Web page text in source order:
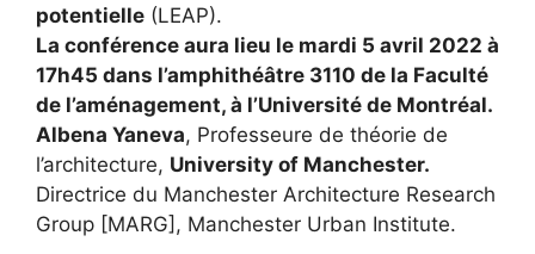
potentielle (LEAP).
La conférence aura lieu le mardi 5 avril 2022 à
17h45 dans l’amphithéâtre 3110 de la Faculté
de l’aménagement, à l’Université de Montréal.
Albena Yaneva, Professeure de théorie de
l’architecture, University of Manchester.
Directrice du Manchester Architecture Research
Group [MARG], Manchester Urban Institute.